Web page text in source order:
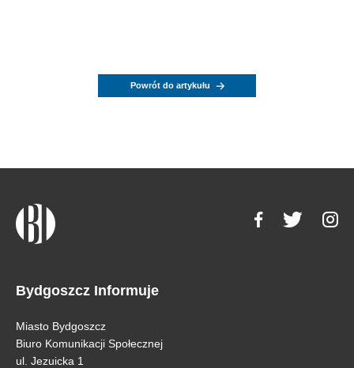
Powrót do artykułu
Bydgoszcz Informuje
Miasto Bydgoszcz
Biuro Komunikacji Społecznej
ul. Jezuicka 1